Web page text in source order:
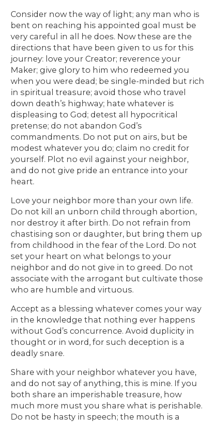
Consider now the way of light; any man who is
bent on reaching his appointed goal must be
very careful in all he does. Now these are the
directions that have been given to us for this
journey: love your Creator; reverence your
Maker; give glory to him who redeemed you
when you were dead; be single-minded but rich
in spiritual treasure; avoid those who travel
down death’s highway; hate whatever is
displeasing to God; detest all hypocritical
pretense; do not abandon God’s
commandments. Do not put on airs, but be
modest whatever you do; claim no credit for
yourself. Plot no evil against your neighbor,
and do not give pride an entrance into your
heart.
Love your neighbor more than your own life.
Do not kill an unborn child through abortion,
nor destroy it after birth. Do not refrain from
chastising son or daughter, but bring them up
from childhood in the fear of the Lord. Do not
set your heart on what belongs to your
neighbor and do not give in to greed. Do not
associate with the arrogant but cultivate those
who are humble and virtuous.
Accept as a blessing whatever comes your way
in the knowledge that nothing ever happens
without God’s concurrence. Avoid duplicity in
thought or in word, for such deception is a
deadly snare.
Share with your neighbor whatever you have,
and do not say of anything, this is mine. If you
both share an imperishable treasure, how
much more must you share what is perishable.
Do not be hasty in speech; the mouth is a